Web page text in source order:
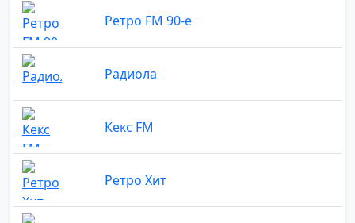
Ретро FM 90-е
Радиола
Кекс FM
Ретро Хит